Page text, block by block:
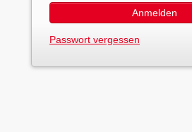
Anmelden
Passwort vergessen